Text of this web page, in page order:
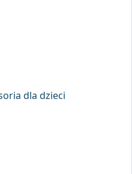
dla dzieci